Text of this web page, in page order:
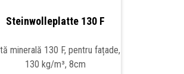
Steinwolleplatte 130 F
minerală 130 F, pentru fațade,
130 kg/m³, 8cm